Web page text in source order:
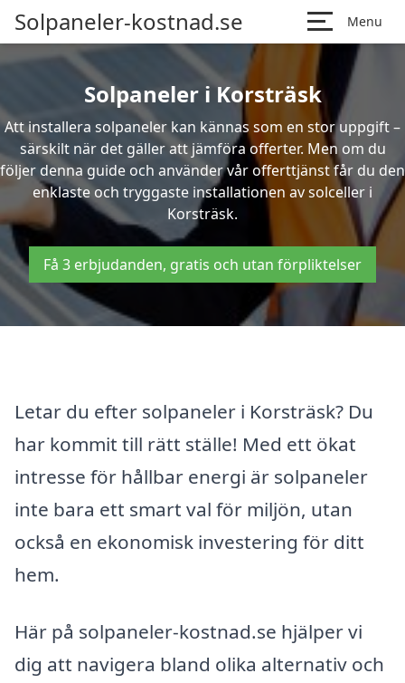
Solpaneler-kostnad.se Menu
Solpaneler i Korsträsk
Att installera solpaneler kan kännas som en stor uppgift –
särskilt när det gäller att jämföra offerter. Men om du
följer denna guide och använder vår offerttjänst får du den
enklaste och tryggaste installationen av solceller i
Korsträsk.
Få 3 erbjudanden, gratis och utan förpliktelser
Letar du efter solpaneler i Korsträsk? Du
har kommit till rätt ställe! Med ett ökat
intresse för hållbar energi är solpaneler
inte bara ett smart val för miljön, utan
också en ekonomisk investering för ditt
hem.
Här på solpaneler-kostnad.se hjälper vi
dig att navigera bland olika alternativ och